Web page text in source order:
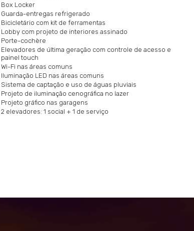
Box Locker
Guarda-entregas refrigerado
Bicicletário com kit de ferramentas
Lobby com projeto de interiores assinado
Porte-cochère
Elevadores de última geração com controle de acesso e
painel touch
Wi-Fi nas áreas comuns
Iluminação LED nas áreas comuns
Sistema de captação e uso de águas pluviais
Projeto de iluminação cenográfica no lazer
Projeto gráfico nas garagens
2 elevadores: 1 social + 1 de serviço